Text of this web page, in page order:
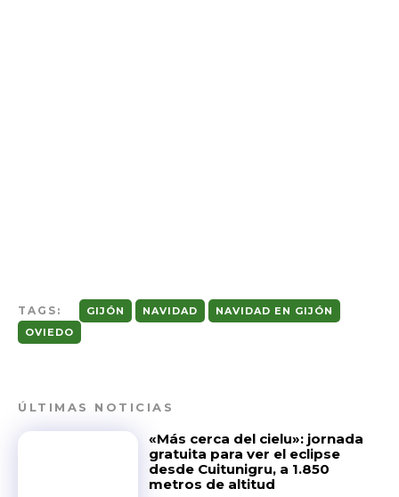
TAGS: GIJÓN NAVIDAD
NAVIDAD EN GIJÓN
OVIEDO
ÚLTIMAS NOTICIAS
«Más cerca del cielu»: jornada
gratuita para ver el eclipse
desde Cuitunigru, a 1.850
metros de altitud